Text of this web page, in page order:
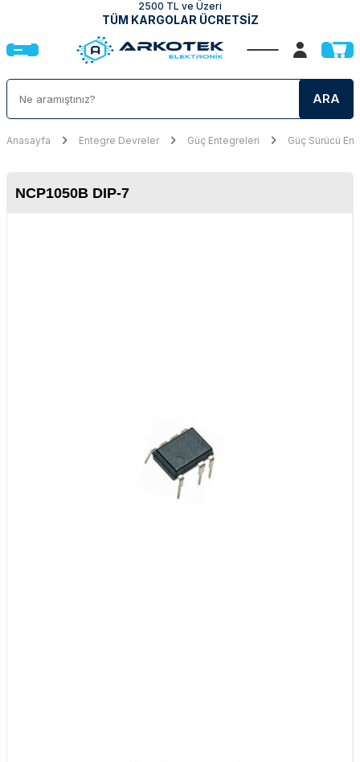
2500 TL ve Üzeri
TÜM KARGOLAR ÜCRETSİZ
ARA
Anasayfa Entegre Devreler Güç Entegreleri Güç Sürücü
NCP1050B DIP-7